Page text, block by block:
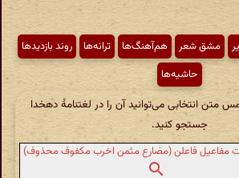
مشق شعر هم‌آهنگ‌ها ترانه‌ها
روند بازدیدها
حاشیه‌ها
متن انتخابی می‌توانید آن را در لغتنامهٔ دهخدا
جستجو کنید.
مفاعیل فاعلن (مضارع مثمن اخرب مکفوف محذوف)